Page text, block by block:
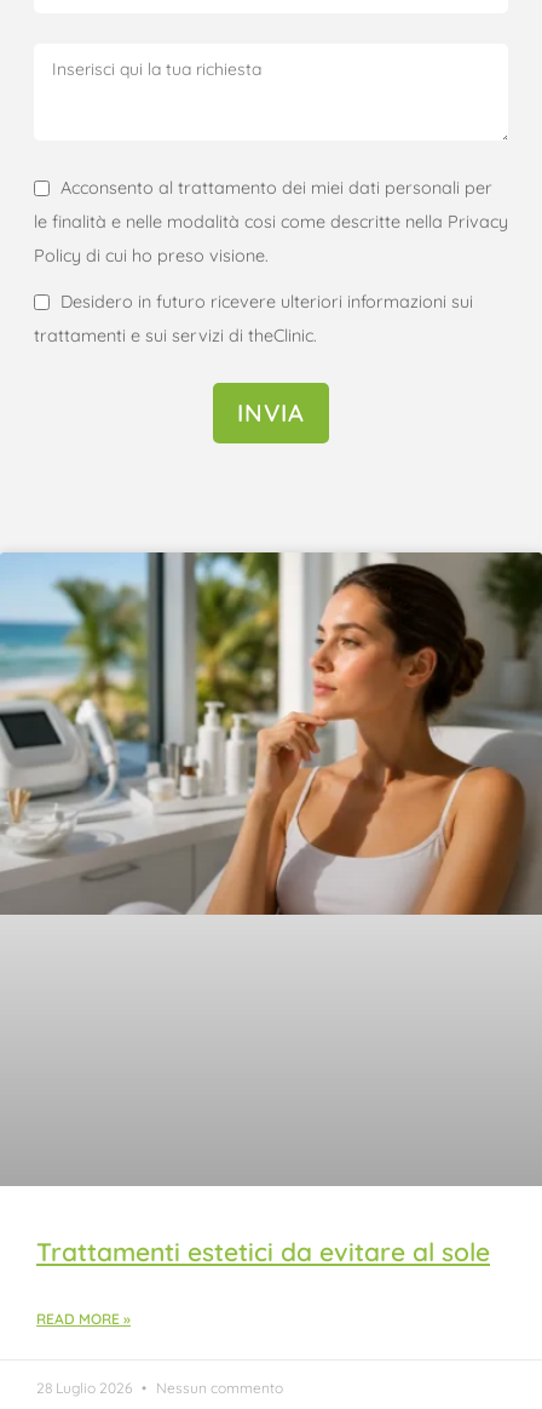
Acconsento al trattamento dei miei dati personali per
le finalità e nelle modalità cosi come descritte nella Privacy
Policy di cui ho preso visione.
Desidero in futuro ricevere ulteriori informazioni sui
trattamenti e sui servizi di theClinic.
INVIA
Trattamenti estetici da evitare al sole
READ MORE »
28 Luglio 2026 Nessun commento